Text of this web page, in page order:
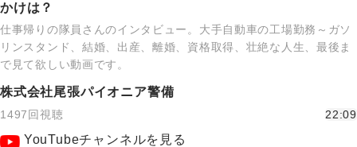
かけは？
仕事帰りの隊員さんのインタビュー。大手自動車の工場勤務～ガソ
リンスタンド、結婚、出産、離婚、資格取得、壮絶な人生、最後ま
で見て欲しい動画です。
株式会社尾張パイオニア警備
1497回視聴 22:09
YouTubeチャンネルを見る